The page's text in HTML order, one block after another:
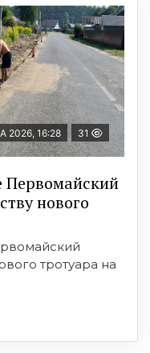
2026, 16:28 31
Первомайский
нового
тротуара на